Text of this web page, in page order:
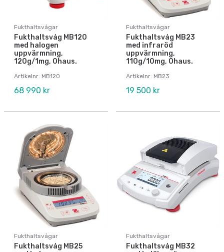
Fukthaltsvågar
Fukthaltsvåg MB120
med halogen
uppvärmning,
120g/1mg, Ohaus.
Artikelnr: MB120
68 990 kr
Fukthaltsvågar
Fukthaltsvåg MB23
med infraröd
uppvärmning,
110g/10mg, Ohaus.
Artikelnr: MB23
19 500 kr
Fukthaltsvågar
Fukthaltsvåg MB25
Fukthaltsvågar
Fukthaltsvåg MB32